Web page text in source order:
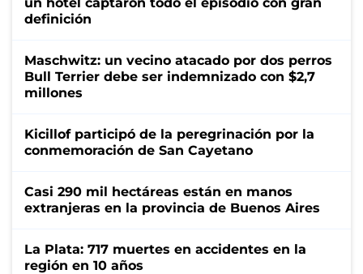
definición
Maschwitz: un vecino atacado por dos perros
Bull Terrier debe ser indemnizado con $2,7
millones
Kicillof participó de la peregrinación por la
conmemoración de San Cayetano
Casi 290 mil hectáreas están en manos
extranjeras en la provincia de Buenos Aires
La Plata: 717 muertes en accidentes en la
región en 10 años